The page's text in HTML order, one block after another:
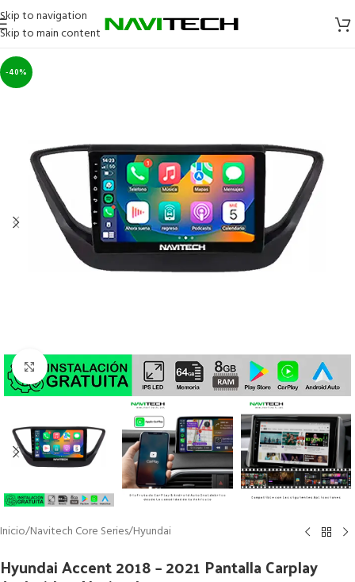
Skip to navigation
Skip to main content
-40%
Click to enlarge
Inicio/Navitech Core Series/Hyundai
Hyundai Accent 2018 – 2021 Pantalla Carplay